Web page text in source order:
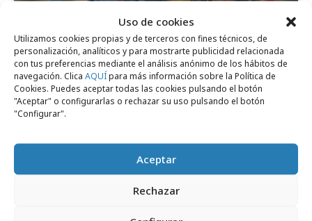
Uso de cookies
Utilizamos cookies propias y de terceros con fines técnicos, de
personalización, analíticos y para mostrarte publicidad relacionada
con tus preferencias mediante el análisis anónimo de los hábitos de
navegación. Clica AQUÍpara más información sobre la Política de
Cookies. Puedes aceptar todas las cookies pulsando el botón
"Aceptar" o configurarlas o rechazar su uso pulsando el botón
"Configurar".
Aceptar
Rechazar